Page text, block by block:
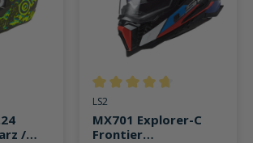
Bewertung von 0 von 5 Sternen
/
Durchschnittliche Bewertung
LS2
MX701 Explorer-C
Frontier